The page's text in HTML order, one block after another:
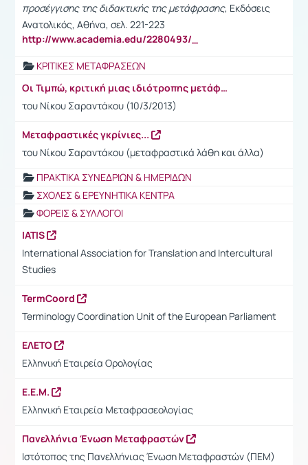
προσέγγισης της διδακτικής της μετάφρασης, Εκδόσεις
Ανατολικός, Αθήνα, σελ. 221-223
http://www.academia.edu/2280493/_
ΚΡΙΤΙΚΕΣ ΜΕΤΑΦΡΑΣΕΩΝ
Οι Τιμπώ, κριτική μιας ιδιότροπης μετάφρασης
του Νίκου Σαραντάκου (10/3/2013)
Μεταφραστικές γκρίνιες...
του Νίκου Σαραντάκου (μεταφραστικά λάθη και άλλα)
ΠΡΑΚΤΙΚΑ ΣΥΝΕΔΡΙΩΝ & ΗΜΕΡΙΔΩΝ
ΣΧΟΛΕΣ & ΕΡΕΥΝΗΤΙΚΑ ΚΕΝΤΡΑ
ΦΟΡΕΙΣ & ΣΥΛΛΟΓΟΙ
IATIS
International Association for Translation and Intercultural
Studies
TermCoord
Terminology Coordination Unit of the European Parliament
ΕΛΕΤΟ
Ελληνική Εταιρεία Ορολογίας
Ε.Ε.Μ.
Ελληνική Εταιρεία Μεταφρασεολογίας
Πανελλήνια Ένωση Μεταφραστών
Ιστότοπος της Πανελλήνιας Ένωση Μεταφραστών (ΠΕΜ)